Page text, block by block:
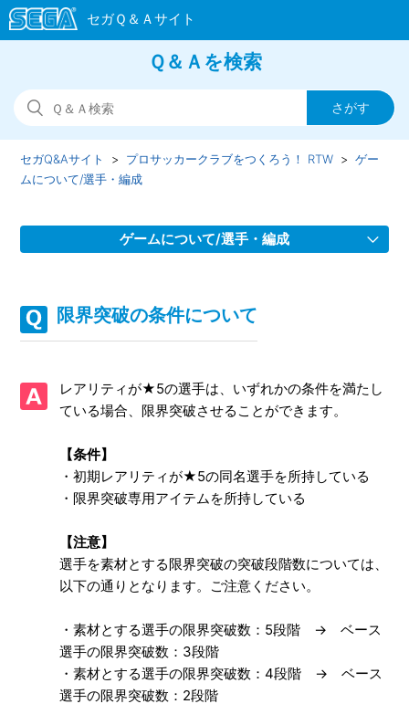
Ｑ＆Ａを検索
セガQ&Aサイト プロサッカークラブをつくろう！ RTW
ゲー
ムについて/選手・編成
ゲームについて/選手・編成
選手の待機所について
覚醒について
進化について
フォーメーションコンボについて
ゲームプランについて
連携線について
コンビネーション特徴について
強化指定選手について
限界突破の条件について
レアリティが★5の選手は、いずれかの条件を満たし
ている場合、限界突破させることができます。
【条件】
・初期レアリティが★5の同名選手を所持している
・限界突破専用アイテムを所持している
【注意】
選手を素材とする限界突破の突破段階数については、
以下の通りとなります。ご注意ください。
・素材とする選手の限界突破数：5段階 → ベース
選手の限界突破数：3段階
・素材とする選手の限界突破数：4段階 → ベース
選手の限界突破数：2段階